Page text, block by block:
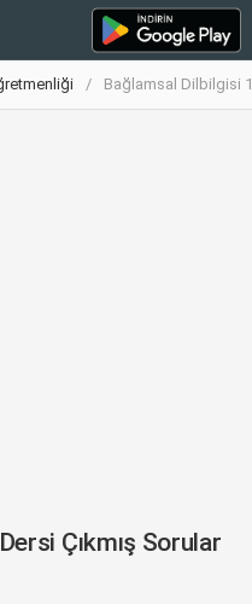
Bağlamsal Dilbilgisi
Çıkmış Sorular